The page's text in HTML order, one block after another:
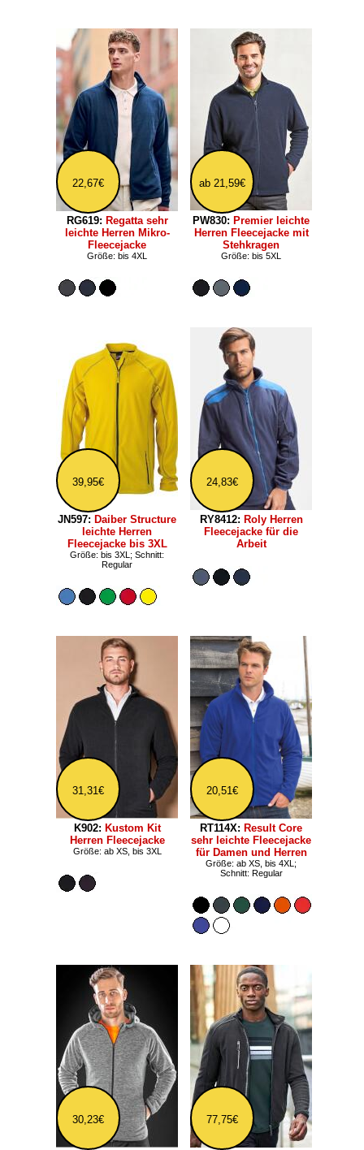
22,67€
RG619: Regatta sehr
leichte Herren Mikro-
Fleecejacke
Größe: bis 4XL
ab 21,59€
PW830: Premier leichte
Herren Fleecejacke mit
Stehkragen
Größe: bis 5XL
39,95€
JN597: Daiber Structure
leichte Herren
Fleecejacke bis 3XL
Größe: bis 3XL; Schnitt:
Regular
24,83€
RY8412: Roly Herren
Fleecejacke für die
Arbeit
31,31€
K902: Kustom Kit
Herren Fleecejacke
Größe: ab XS, bis 3XL
20,51€
RT114X: Result Core
sehr leichte Fleecejacke
für Damen und Herren
Größe: ab XS, bis 4XL;
Schnitt: Regular
30,23€ 77,75€